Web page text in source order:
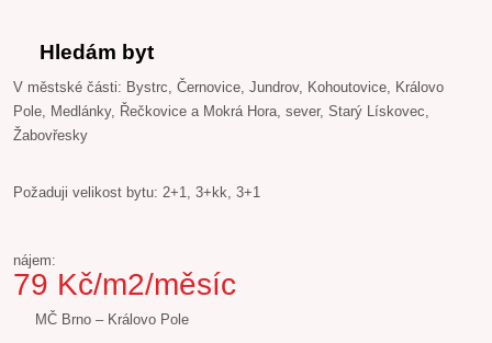
Hledám byt
V městské části: Bystrc, Černovice, Jundrov, Kohoutovice, Královo
Pole, Medlánky, Řečkovice a Mokrá Hora, sever, Starý Lískovec,
Žabovřesky
Požaduji velikost bytu: 2+1, 3+kk, 3+1
nájem:
79 Kč/m2/měsíc
MČ Brno – Královo Pole